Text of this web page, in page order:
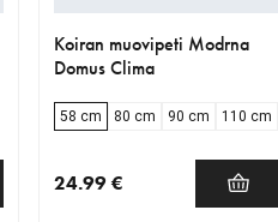
Koiran muovipeti Modrna
Domus Clima
58 cm 80 cm 90 cm 110 cm
24.99 €